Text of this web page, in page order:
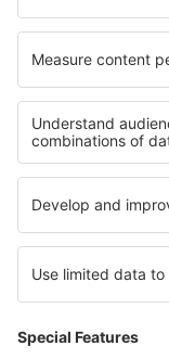
Hoteluri in Tennessee
Hoteluri în Maui
Hoteluri în Insulele
Hoteluri în Saalbach-
Hoteluri in